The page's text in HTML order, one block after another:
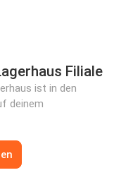
Filiale
ist in den
deinem